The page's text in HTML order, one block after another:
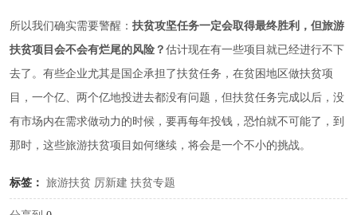
所以我们确实需要警醒： 扶贫攻坚任务一定会取得最终胜利，但旅游
扶贫项目会不会有烂尾的风险？ 估计现在有一些项目就已经进行不下
去了。有些企业尤其是国企承担了扶贫任务，在贫困地区做扶贫项
目，一个亿、两个亿地投进去都没有问题，但扶贫任务完成以后，没
有市场内在需求做动力的时候，要再每年投钱，恐怕就不可能了，到
那时，这些旅游扶贫项目如何继续，将会是一个不小的挑战。
标签： 旅游扶贫 厉新建 扶贫专题